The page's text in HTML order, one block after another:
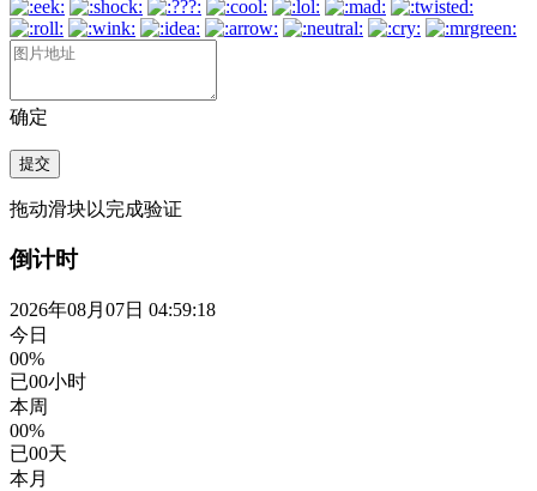
确定
提交
拖动滑块以完成验证
倒计时
2026年08月07日 04:59:19
今日
00%
已00小时
本周
00%
已00天
本月